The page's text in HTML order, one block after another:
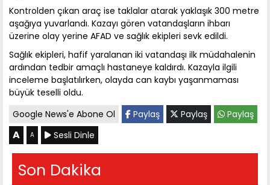
Kontrolden çıkan araç ise taklalar atarak yaklaşık 300 metre
aşağıya yuvarlandı. Kazayı gören vatandaşların ihbarı
üzerine olay yerine AFAD ve sağlık ekipleri sevk edildi.
Sağlık ekipleri, hafif yaralanan iki vatandaşı ilk müdahalenin
ardından tedbir amaçlı hastaneye kaldırdı. Kazayla ilgili
inceleme başlatılırken, olayda can kaybı yaşanmaması
büyük teselli oldu.
Google News'e Abone Ol
Paylaş Paylaş Paylaş
A A Sesli Dinle
Son Dakika